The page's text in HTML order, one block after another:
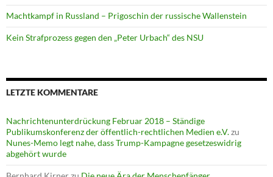
Machtkampf in Russland – Prigoschin der russische Wallenstein
Kein Strafprozess gegen den „Peter Urbach“ des NSU
LETZTE KOMMENTARE
Nachrichtenunterdrückung Februar 2018 – Ständige
Publikumskonferenz der öffentlich-rechtlichen Medien e.V.zu
Nunes-Memo legt nahe, dass Trump-Kampagne gesetzeswidrig
abgehört wurde